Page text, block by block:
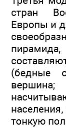
стран
Европы и
(бедные
тонкую